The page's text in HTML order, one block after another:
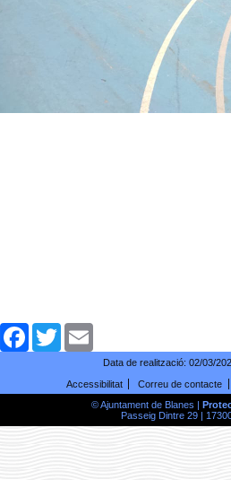
ComparteixFacebookTwitter
Data de realització: 02/03/
Accessibilitat
Correu de contacte
© Ajuntament de Blanes |
Passeig Dintre 29 |